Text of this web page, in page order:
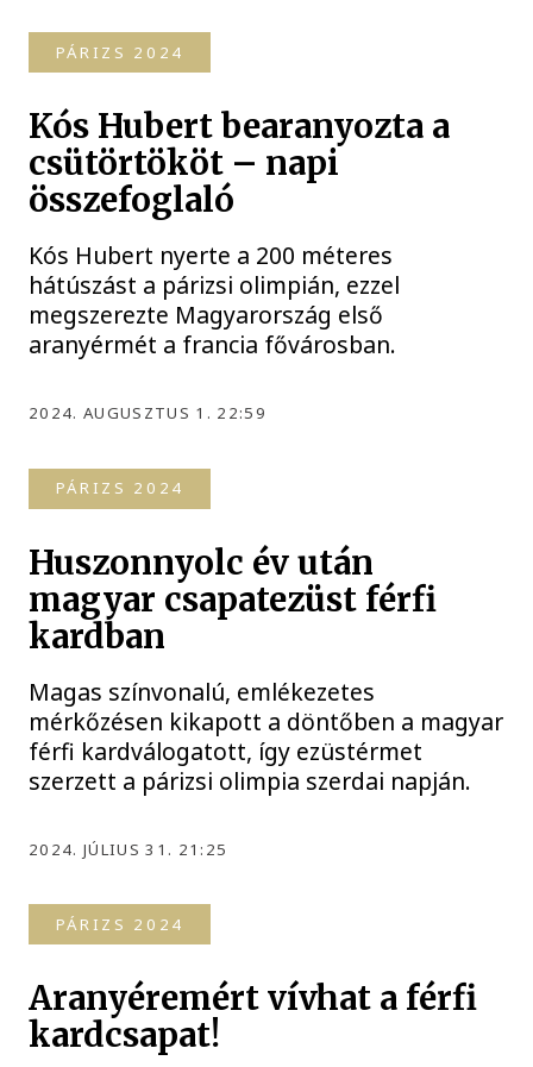
PÁRIZS 2024
Kós Hubert bearanyozta a
csütörtököt – napi
összefoglaló
Kós Hubert nyerte a 200 méteres
hátúszást a párizsi olimpián, ezzel
megszerezte Magyarország első
aranyérmét a francia fővárosban.
2024. AUGUSZTUS 1. 22:59
PÁRIZS 2024
Huszonnyolc év után
magyar csapatezüst férfi
kardban
Magas színvonalú, emlékezetes
mérkőzésen kikapott a döntőben a magyar
férfi kardválogatott, így ezüstérmet
szerzett a párizsi olimpia szerdai napján.
2024. JÚLIUS 31. 21:25
PÁRIZS 2024
Aranyéremért vívhat a férfi
kardcsapat!